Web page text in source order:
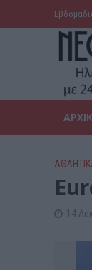
14